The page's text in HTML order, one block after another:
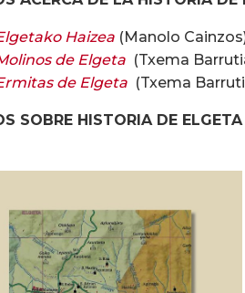
Haizea (Manolo
de Elgeta (Txema
de Elgeta (Txema
SOBRE HISTORIA DE